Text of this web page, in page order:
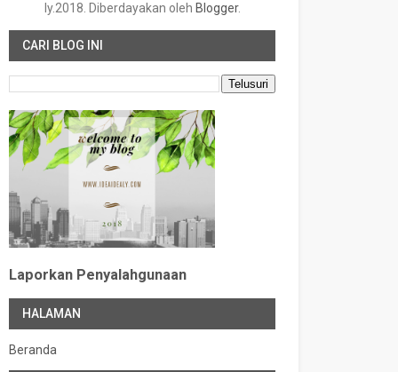
ly.2018. Diberdayakan oleh Blogger.
CARI BLOG INI
Laporkan Penyalahgunaan
HALAMAN
Beranda